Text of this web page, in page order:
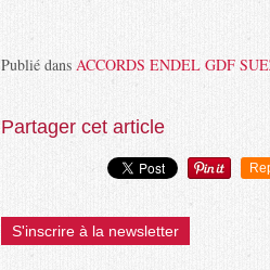
Publié dans ACCORDS ENDEL GDF
Partager cet article
S'inscrire à la newsletter